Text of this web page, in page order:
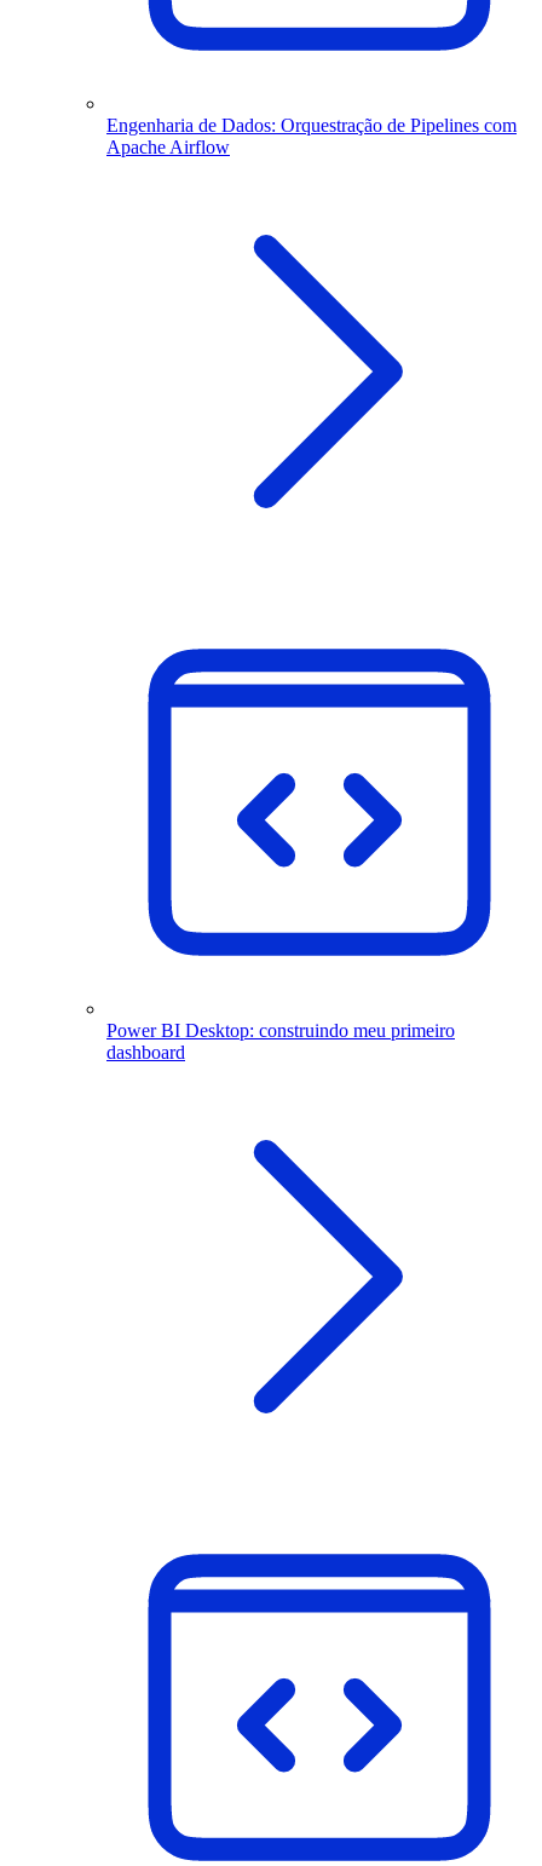
Engenharia de Dados: Orquestração de Pipelines com
Apache Airflow
Power BI Desktop: construindo meu primeiro
dashboard